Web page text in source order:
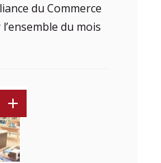
du Commerce
du mois